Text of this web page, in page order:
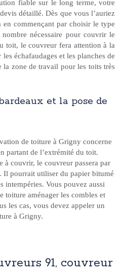
fiable sur le long terme, votre
détaillé. Dès que vous l’auriez
en commençant par choisir le type
nécessaire pour couvrir le
toit, le couvreur fera attention à la
échafaudages et les planches de
la zone de travail pour les toits très
et la pose de
de toiture à Grigny concerne
partant de l’extrémité du toit.
à couvrir, le couvreur passera par
Il pourrait utiliser du papier bitumé
intempéries. Vous pouvez aussi
toiture aménager les combles et
les cas, vous devez appeler un
à Grigny.
91, couvreur